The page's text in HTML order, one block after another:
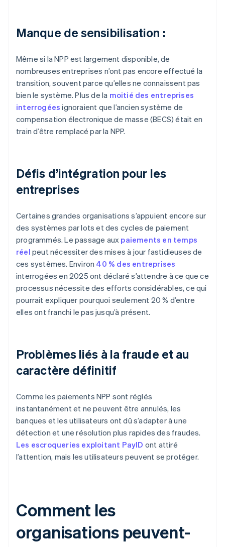
Manque de sensibilisation :
Même si la NPP est largement disponible, de
nombreuses entreprises n’ont pas encore effectué la
transition, souvent parce qu’elles ne connaissent pas
bien le système. Plus de la moitié des entreprises
interrogées ignoraient que l’ancien système de
compensation électronique de masse (BECS) était en
train d’être remplacé par la NPP.
Défis d’intégration pour les
entreprises
Certaines grandes organisations s’appuient encore sur
des systèmes par lots et des cycles de paiement
programmés. Le passage aux paiements en temps
réel peut nécessiter des mises à jour fastidieuses de
ces systèmes. Environ 40 % des entreprises
interrogées en 2025 ont déclaré s’attendre à ce que ce
processus nécessite des efforts considérables, ce qui
pourrait expliquer pourquoi seulement 20 % d’entre
elles ont franchi le pas jusqu’à présent.
Problèmes liés à la fraude et au
caractère définitif
Comme les paiements NPP sont réglés
instantanément et ne peuvent être annulés, les
banques et les utilisateurs ont dû s’adapter à une
détection et une résolution plus rapides des fraudes.
Les escroqueries exploitant PayID ont attiré
l’attention, mais les utilisateurs peuvent se protéger.
Comment les
organisations peuvent-